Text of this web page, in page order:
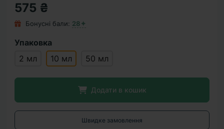
575 ₴
Бонусні бали: 28✦
Упаковка
2 мл
10 мл 50 мл
Додати в кошик
Швидке замовлення